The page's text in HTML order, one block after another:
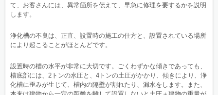
て、お客さんには、異常箇所を伝えて、早急に修理を要するかを説明
します。
浄化槽の不良は、正直、設置時の施工の仕方と、設置されている場所
により起こることがほとんどです。
設置時の槽の水平が非常に大切です。ごくわずかな傾きであっても、
槽底部には、2トンの水圧と、4トンの土圧がかかり、傾きにより、浄
化槽に歪みが生じて、槽内の隔壁が割れたり、漏水をします。また、